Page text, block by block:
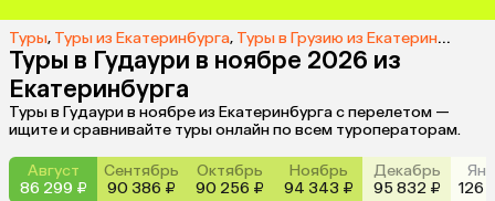
Туры, Туры из Екатеринбурга, Туры в Грузию из Екатеринбурга
Туры в Гудаури в ноябре 2026 из
Екатеринбурга
Туры в Гудаури в ноябре из Екатеринбурга с перелетом —
ищите и сравнивайте туры онлайн по всем туроператорам.
Август
86 299 ₽
Сентябрь
90 386 ₽
Октябрь
90 256 ₽
Ноябрь
94 343 ₽
Декабрь
95 832 ₽
126